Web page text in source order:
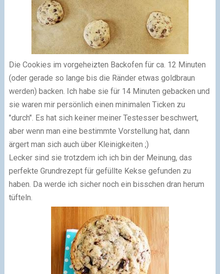
Die Cookies im vorgeheizten Backofen für ca. 12 Minuten
(oder gerade so lange bis die Ränder etwas goldbraun
werden) backen. Ich habe sie für 14 Minuten gebacken und
sie waren mir persönlich einen minimalen Ticken zu
"durch". Es hat sich keiner meiner Testesser beschwert,
aber wenn man eine bestimmte Vorstellung hat, dann
ärgert man sich auch über Kleinigkeiten ;)
Lecker sind sie trotzdem ich ich bin der Meinung, das
perfekte Grundrezept für gefüllte Kekse gefunden zu
haben. Da werde ich sicher noch ein bisschen dran herum
tüfteln.